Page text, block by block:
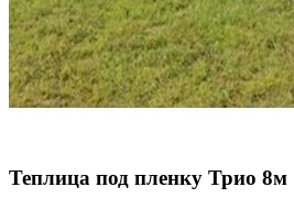
Теплица под пленку Трио 8м